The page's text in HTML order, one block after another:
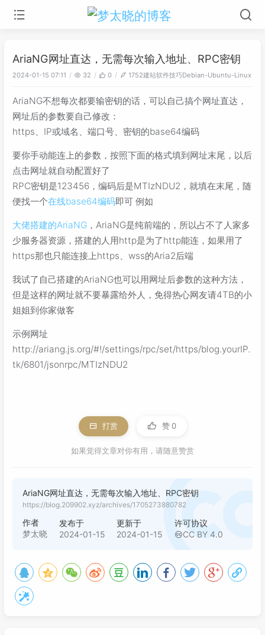
AriaNG网址直达，无需每次输入地址、RPC密钥
2024-01-15 07:11 32 0 1752建站软件技巧Debian-Ubuntu-Linux
AriaNG不想每次都要输密钥的话，可以自己搞个网址直达，
网址后的参数要自己修改：
https、IP或域名、端口号、密钥的base64编码
要你手动能连上的参数，按照下面的格式填到网址末尾，以后
点击网址就自动配置好了
RPC密钥是123456，编码后是MTIzNDU2，就填在末尾，随
便找一个在线base64编码即可 例如
大佬搭建的AriaNG ，AriaNG是纯前端的，所以占不了人家多
少服务器资源，搭建的人用http是为了http能连，如果用了
https那也只能连接上https、wss的Aria2后端
我试了自己搭建的AriaNG也可以用网址后参数的这种方法，
但是这样的网址就不要暴露给外人，免得热心网友请4TB的小
姐姐到你家做客
示例网址
http://ariang.js.org/#!/settings/rpc/set/https/blog.yourIP.
tk/6801/jsonrpc/MTIzNDU2
打赏 赞 0
如果觉得文章对你有用，请随意赞赏
AriaNG网址直达，无需每次输入地址、RPC密钥
https://blog.209902.xyz/archives/1705273880782
作者
梦太晓
发布于
2024-01-15
更新于
2024-01-15
许可协议
CC BY 4.0